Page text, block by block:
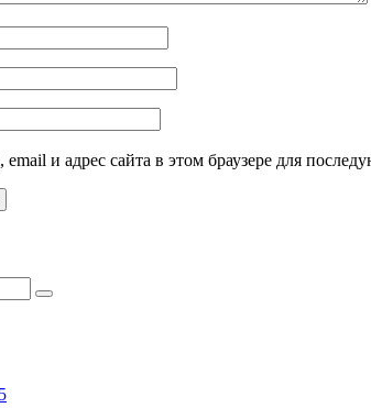
и адрес сайта в этом браузере для
Поиск